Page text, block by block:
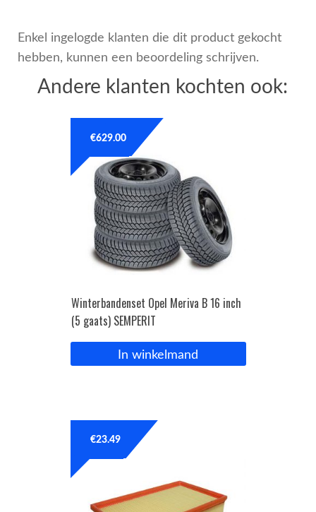
Enkel ingelogde klanten die dit product gekocht
hebben, kunnen een beoordeling schrijven.
Andere klanten kochten ook:
Winterbandenset Opel Meriva B 16 inch
(5 gaats) SEMPERIT
€629.00
In winkelmand
€23.49